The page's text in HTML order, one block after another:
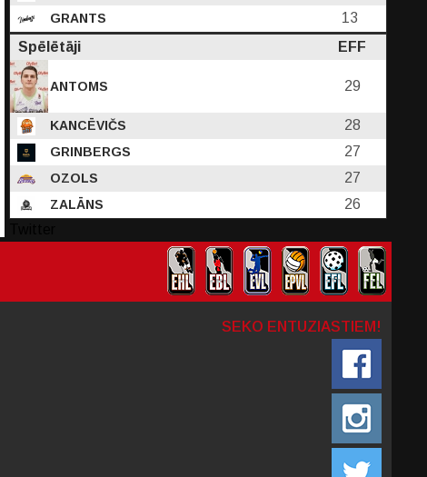
GRANTS
13
Spēlētāji
EFF
ANTOMS 29
KANCĒVIČS 28
GRINBERGS 27
OZOLS 27
ZALĀNS
26
SEKO ENTUZIASTIEM!